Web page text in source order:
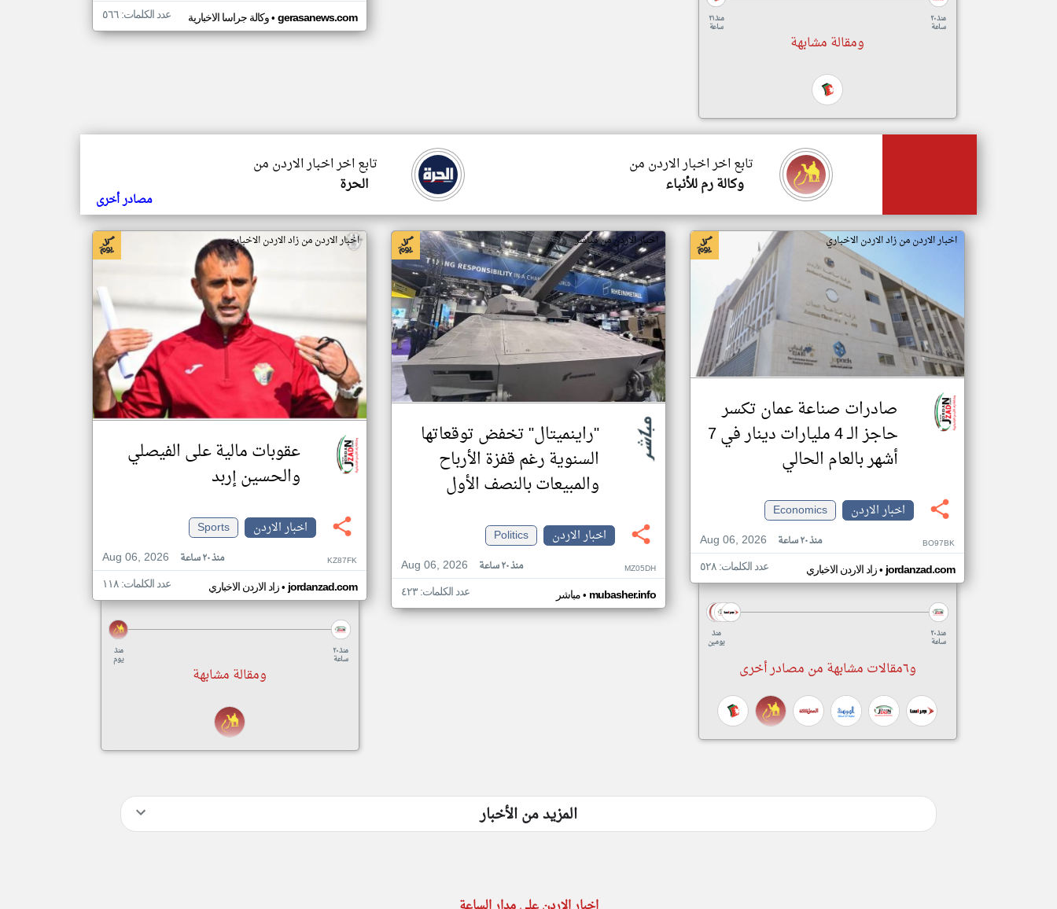
منذ ٢١
ساعة
منذ ٢٠
ساعة
ومقالة مشابهة
وكالة جراسا الاخبارية• gerasanews.com عدد الكلمات: ٥٦٦
تابع اخر اخبار الاردن من
الحرة
تابع اخر اخبار الاردن من
وكالة رم للأنباء
مصادر أخرى
اخبار الاردن من زاد الاردن الاخباري
صادرات صناعة عمان تكسر
حاجز الــ 4 مليارات دينار في 7
أشهر بالعام الحالي
اخبار الاردن
Economics
Aug 06, 2026
منذ ٢٠ ساعة BO97BK
زاد الاردن الاخباري•jordanzad.com عدد الكلمات: ٥٢٨
منذ
يومين
منذ ٢٠
ساعة
و٦مقالات مشابهة من مصادر أخرى
اخبار الاردن من مباشر
"راينميتال" تخفض توقعاتها
السنوية رغم قفزة الأرباح
والمبيعات بالنصف الأول
اخبار الاردن
Politics
Aug 06, 2026
منذ ٢٠ ساعة MZ05DH
مباشر• mubasher.info عدد الكلمات: ٤٢٣
اخبار الاردن من زاد الاردن الاخباري
عقوبات مالية على الفيصلي
والحسين إربد
اخبار الاردن
Sports
Aug 06, 2026
منذ ٢٠ ساعة KZ87FK
زاد الاردن الاخباري•jordanzad.com عدد الكلمات: ١١٨
منذ
يوم
منذ ٢٠
ساعة
ومقالة مشابهة
المزيد من الأخبار